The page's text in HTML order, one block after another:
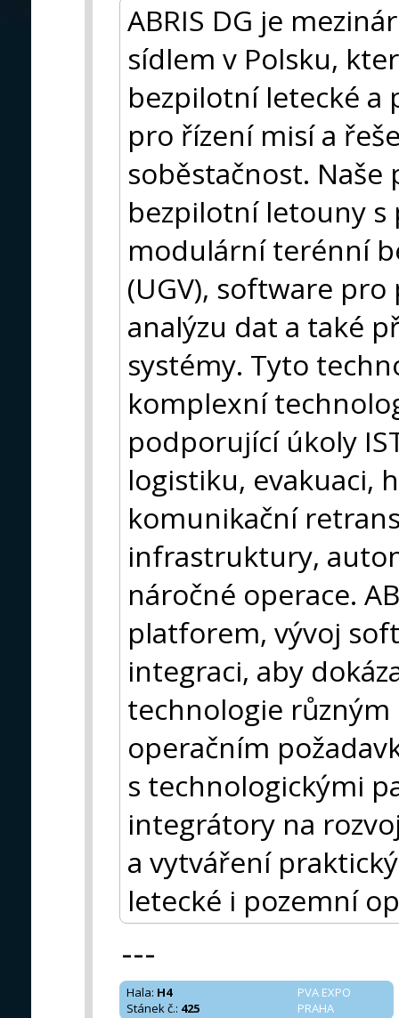
ABRIS DG je
sídlem v Polsku,
bezpilotní letecké a
pro řízení misí a
soběstačnost.
bezpilotní letouny s
modulární terénní
(UGV), software
analýzu dat a také
systémy. Tyto
komplexní
podporující úkoly
logistiku, evakuaci,
komunikační
infrastruktury,
náročné operace.
platforem, vývoj
integraci, aby
technologie
operačním
s technologickými
integrátory na
a vytváření
letecké i pozemní
---
PVA EXPO
PRAHA
Hala: H4
Stánek č.: 425